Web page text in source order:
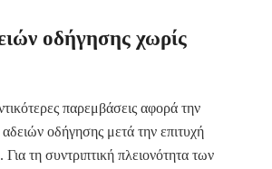
οδήγησης χωρίς
παρεμβάσεις αφορά την
οδήγησης μετά την επιτυχή
τη συντριπτική πλειονότητα των